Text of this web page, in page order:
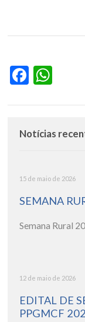
Notícias
15 de maio de 2026
SEMANA
Semana Rural
12 de maio de 2026
EDITAL DE
PPGMCF